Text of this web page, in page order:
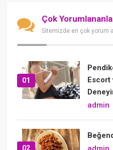
Çok
Sitemizde en çok yorum
01
Escort
admin
02